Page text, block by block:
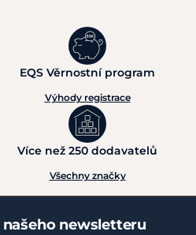
EQS Věrnostní program
Výhody registrace
Více než 250 dodavatelů
Všechny značky
newsletteru